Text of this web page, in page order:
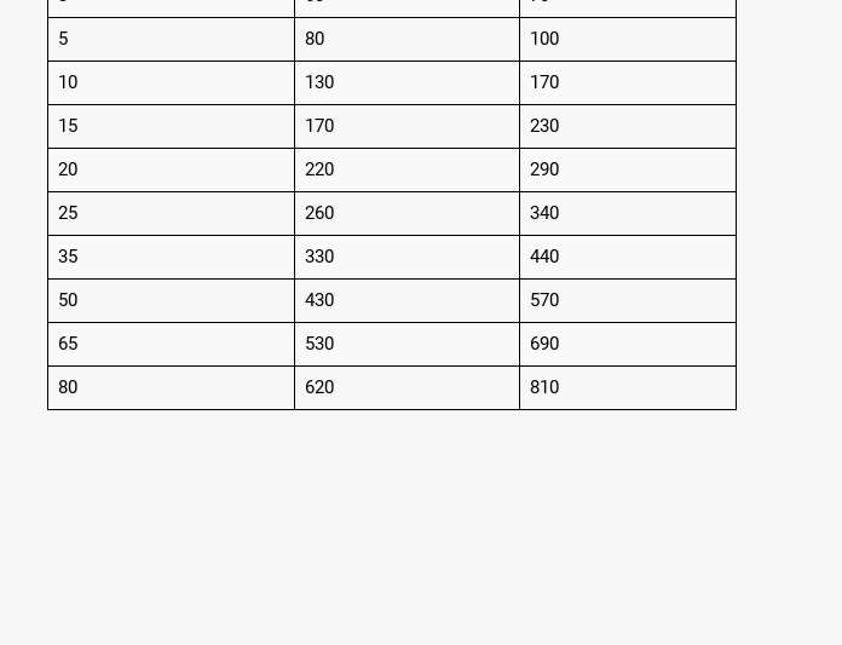
5
80
100
10
130
170
15
170
230
20
220
290
25
260
340
35
330
440
50
430
570
65
530
690
80
620 810